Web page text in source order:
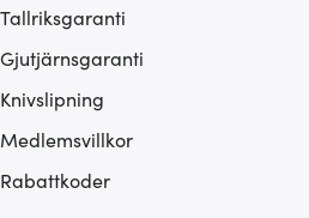
Tallriksgaranti
Gjutjärnsgaranti
Knivslipning
Medlemsvillkor
Rabattkoder